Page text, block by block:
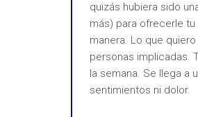
quizás hubiera sido
más) para ofrecerle
manera. Lo que
personas implicadas.
la semana. Se llega a
sentimientos ni dolor.